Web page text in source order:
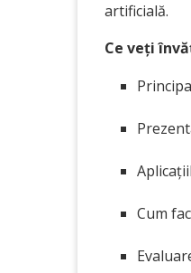
artificială.
Ce veți
Cum